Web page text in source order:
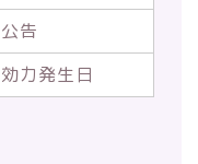
告
力発生日